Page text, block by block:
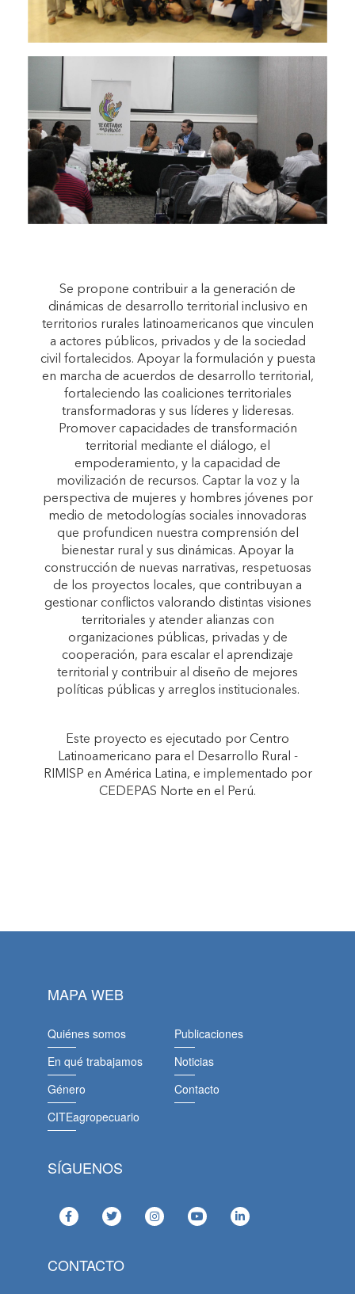
Se propone contribuir a la generación de
dinámicas de desarrollo territorial inclusivo en
territorios rurales latinoamericanos que vinculen
a actores públicos, privados y de la sociedad
civil fortalecidos. Apoyar la formulación y puesta
en marcha de acuerdos de desarrollo territorial,
fortaleciendo las coaliciones territoriales
transformadoras y sus líderes y lideresas.
Promover capacidades de transformación
territorial mediante el diálogo, el
empoderamiento, y la capacidad de
movilización de recursos. Captar la voz y la
perspectiva de mujeres y hombres jóvenes por
medio de metodologías sociales innovadoras
que profundicen nuestra comprensión del
bienestar rural y sus dinámicas. Apoyar la
construcción de nuevas narrativas, respetuosas
de los proyectos locales, que contribuyan a
gestionar conflictos valorando distintas visiones
territoriales y atender alianzas con
organizaciones públicas, privadas y de
cooperación, para escalar el aprendizaje
territorial y contribuir al diseño de mejores
políticas públicas y arreglos institucionales.
Este proyecto es ejecutado por Centro
Latinoamericano para el Desarrollo Rural -
RIMISP en América Latina, e implementado por
CEDEPAS Norte en el Perú.
MAPA WEB
Quiénes somos
En qué trabajamos
Género
CITEagropecuario
Publicaciones
Noticias
Contacto
SÍGUENOS
CONTACTO